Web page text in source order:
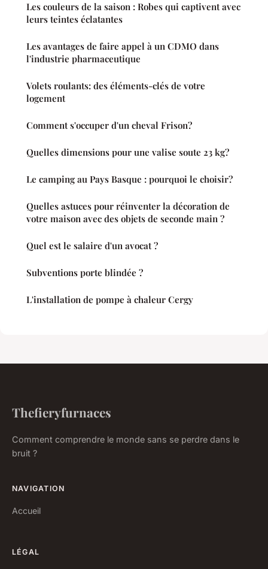
Les couleurs de la saison : Robes qui captivent avec
leurs teintes éclatantes
Les avantages de faire appel à un CDMO dans
l'industrie pharmaceutique
Volets roulants: des éléments-clés de votre
logement
Comment s'occuper d'un cheval Frison?
Quelles dimensions pour une valise soute 23 kg?
Le camping au Pays Basque : pourquoi le choisir?
Quelles astuces pour réinventer la décoration de
votre maison avec des objets de seconde main ?
Quel est le salaire d'un avocat ?
Subventions porte blindée ?
L'installation de pompe à chaleur Cergy
Thefieryfurnaces
Comment comprendre le monde sans se perdre dans le
bruit ?
NAVIGATION
Accueil
LÉGAL